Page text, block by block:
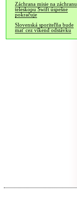
Záchrana misie na záchranu
teleskopu Swift úspešne
pokračuje
Slovenská sporiteľňa bude
mať cez víkend odstávku